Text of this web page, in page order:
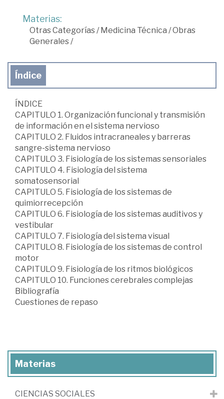
Materias:
Otras Categorías /Medicina Técnica /Obras
Generales /
Índice
ÍNDICE
CAPITULO 1. Organización funcional y transmisión
de información en el sistema nervioso
CAPITULO 2. Fluidos intracraneales y barreras
sangre-sistema nervioso
CAPITULO 3. Fisiología de los sistemas sensoriales
CAPITULO 4. Fisiología del sistema
somatosensorial
CAPITULO 5. Fisiología de los sistemas de
quimiorrecepción
CAPITULO 6. Fisiología de los sistemas auditivos y
vestibular
CAPITULO 7. Fisiología del sistema visual
CAPITULO 8. Fisiología de los sistemas de control
motor
CAPITULO 9. Fisiología de los ritmos biológicos
CAPITULO 10. Funciones cerebrales complejas
Bibliografía
Cuestiones de repaso
Materias
CIENCIAS SOCIALES